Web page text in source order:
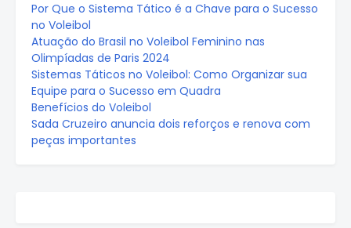
Por Que o Sistema Tático é a Chave para o Sucesso
no Voleibol
Atuação do Brasil no Voleibol Feminino nas
Olimpíadas de Paris 2024
Sistemas Táticos no Voleibol: Como Organizar sua
Equipe para o Sucesso em Quadra
Benefícios do Voleibol
Sada Cruzeiro anuncia dois reforços e renova com
peças importantes